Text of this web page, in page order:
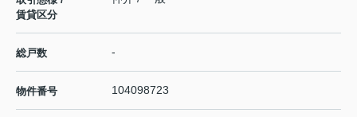
賃貸区分
総戸数 -
物件番号 104098723